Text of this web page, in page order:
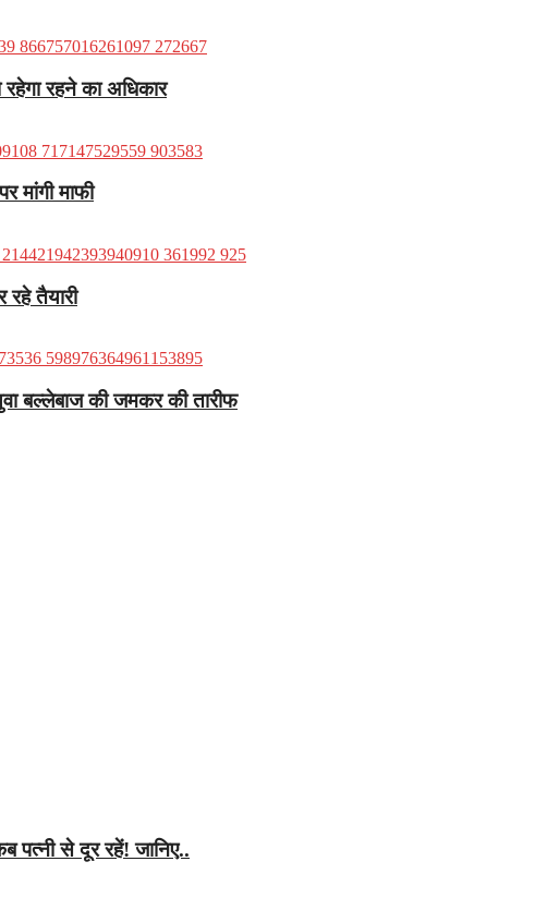
रहने का अधिकार
मांगी माफी
तैयारी
बल्लेबाज की जमकर की तारीफ
पत्नी से दूर रहें! जानिए..